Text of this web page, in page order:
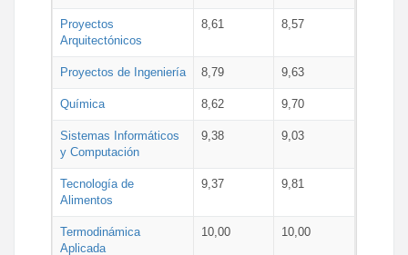
Proyectos
Arquitectónicos
8,61 8,57
Proyectos de Ingeniería 8,79 9,63
Química 8,62 9,70
Sistemas Informáticos
y Computación
9,38 9,03
Tecnología de
Alimentos
9,37 9,81
Termodinámica
Aplicada
10,00 10,00